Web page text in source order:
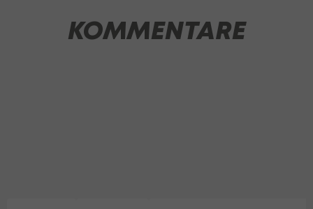
KOMMENTARE